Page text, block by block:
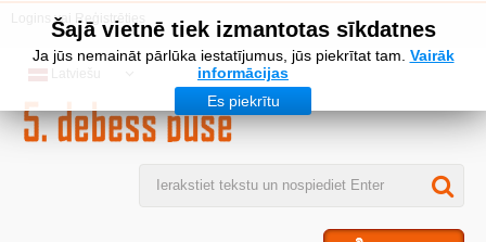
Šajā vietnē tiek izmantotas sīkdatnes
Ja jūs nemaināt pārlūka iestatījumus, jūs piekrītat tam. Vairāk
informācijas
Es piekrītu
vai Reģistrēties